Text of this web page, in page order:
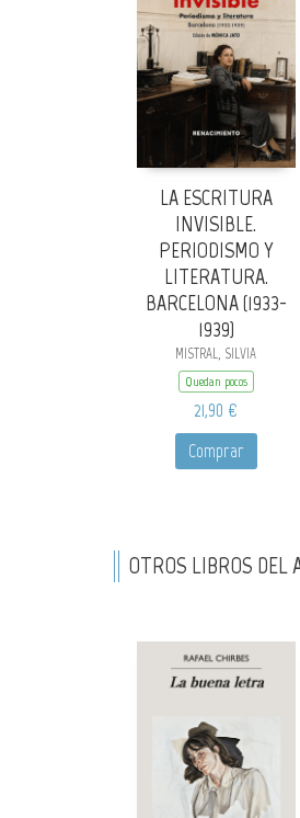
LA ESCRITURA
INVISIBLE.
PERIODISMO Y
LITERATURA.
BARCELONA (1933-
1939)
MISTRAL, SILVIA
Quedan pocos
21,90 €
Comprar
OTROS LIBROS DEL